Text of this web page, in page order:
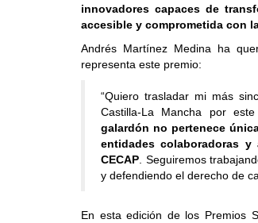
innovadores capaces de
accesible y comprometida con
Andrés Martínez Medina ha
representa este premio:
“Quiero trasladar mi más
Castilla-La Mancha por
galardón no pertenece
entidades colaboradoras
CECAP . Seguiremos
y defendiendo el derecho de
En esta edición de los Premios